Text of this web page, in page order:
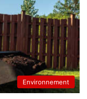
Environnement